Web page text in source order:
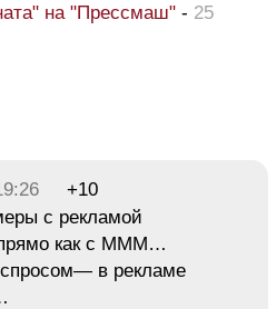
на "Прессмаш" - 25
+10
с рекламой
прямо как с МММ…
в рекламе